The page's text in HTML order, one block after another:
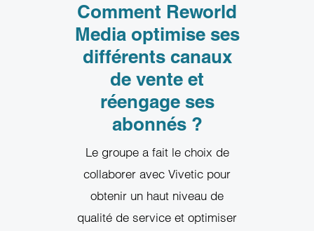
Comment Reworld
Media optimise ses
différents canaux
de vente et
réengage ses
abonnés ?
Le groupe a fait le choix de
collaborer avec Vivetic pour
obtenir un haut niveau de
qualité de service et optimiser